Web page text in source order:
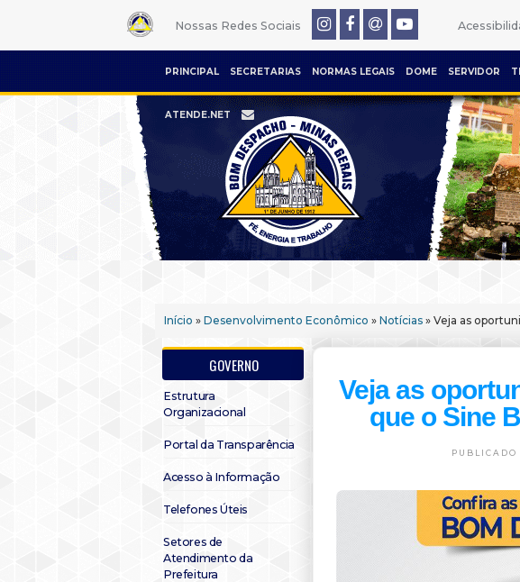
Nossas Redes Sociais
PRINCIPAL SECRETARIAS NORMAS LEGAIS DOME SERVIDOR
ATENDE.NET
Início » Desenvolvimento Econômico » Notícias » Veja as
GOVERNO
Estrutura
Organizacional
Portal da Transparência
Acesso à Informação
Telefones Úteis
Setores de
Atendimento da
Prefeitura
Veja as
que o Sine